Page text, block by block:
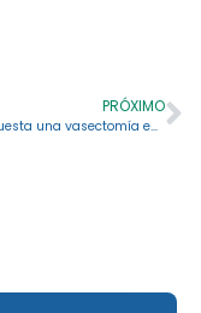
PRÓXIMO
¿Cuánto cuesta una vasectomía en Costa Rica?